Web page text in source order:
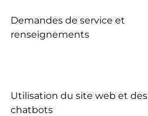
Demandes de service et
renseignements
Utilisation du site web et des
chatbots